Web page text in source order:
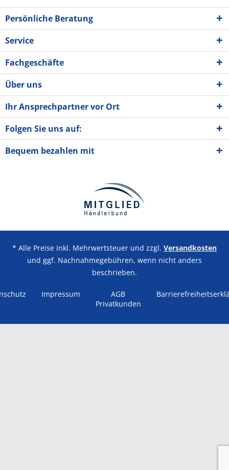
Persönliche Beratung
Service
Fachgeschäfte
Über uns
Ihr Ansprechpartner vor Ort
Folgen Sie uns auf:
Bequem bezahlen mit
* Alle Preise inkl. Mehrwertsteuer und zzgl. Versandkosten
und ggf. Nachnahmegebühren, wenn nicht anders
beschrieben.
Impressum
AGB
Privatkunden